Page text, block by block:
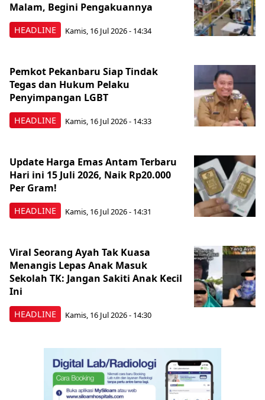
HEADLINE
Malam, Begini Pengakuannya
Kamis, 16 Jul 2026 - 14:34
HEADLINE
Pemkot Pekanbaru Siap Tindak
Tegas dan Hukum Pelaku
Penyimpangan LGBT
Kamis, 16 Jul 2026 - 14:33
HEADLINE
Update Harga Emas Antam Terbaru
Hari ini 15 Juli 2026, Naik Rp20.000
Per Gram!
Kamis, 16 Jul 2026 - 14:31
HEADLINE
Viral Seorang Ayah Tak Kuasa
Menangis Lepas Anak Masuk
Sekolah TK: Jangan Sakiti Anak Kecil
Ini
Kamis, 16 Jul 2026 - 14:30